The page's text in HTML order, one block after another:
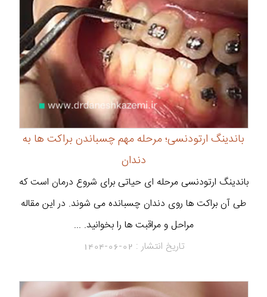
باندینگ ارتودنسی؛ مرحله مهم چسباندن براکت ها به
دندان
باندینگ ارتودنسی مرحله ای حیاتی برای شروع درمان است که
طی آن براکت ها روی دندان چسبانده می شوند. در این مقاله
مراحل و مراقبت ها را بخوانید. ...
تاریخ انتشار : 1404-06-02